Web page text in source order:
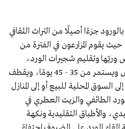
جزءًا أصيلًا من التراث الثقافي
يقوم المزارعون في الفترة من
وريّها وتقليم شجيرات الورد،
ثم يبدأ موسم الحصاد في مارس ويستمر من 35 - 45 يومًا، ويقطف
السوق المحلية للبيع أو إلى المنازل
الطائفي والزيت العطري في
والأطباق التقليدية ونكهة